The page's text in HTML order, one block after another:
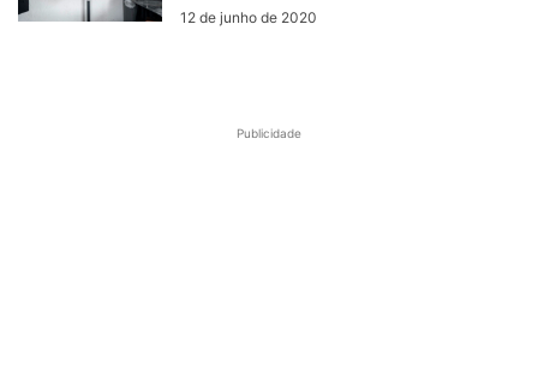
12 de junho de 2020
Publicidade